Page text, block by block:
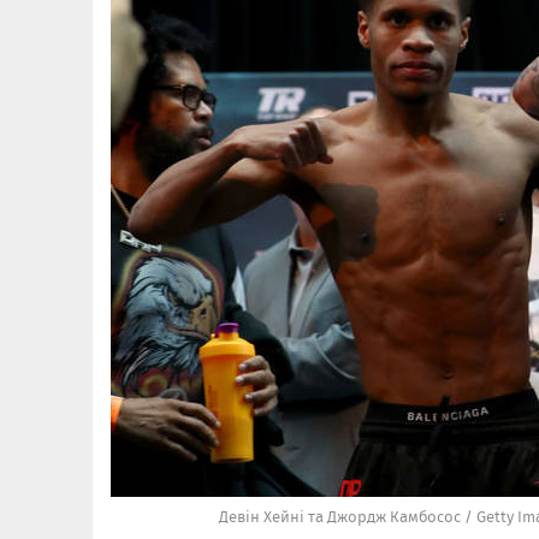
Девін Хейні та Джордж Камбосос / Getty